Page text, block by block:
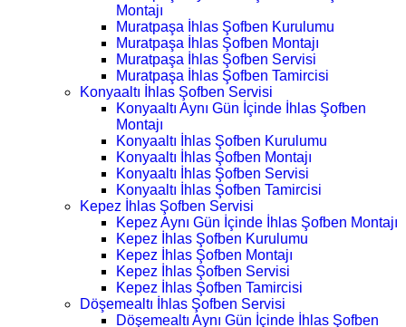
Montajı
Muratpaşa İhlas Şofben Kurulumu
Muratpaşa İhlas Şofben Montajı
Muratpaşa İhlas Şofben Servisi
Muratpaşa İhlas Şofben Tamircisi
Konyaaltı İhlas Şofben Servisi
Konyaaltı Aynı Gün İçinde İhlas Şofben
Montajı
Konyaaltı İhlas Şofben Kurulumu
Konyaaltı İhlas Şofben Montajı
Konyaaltı İhlas Şofben Servisi
Konyaaltı İhlas Şofben Tamircisi
Kepez İhlas Şofben Servisi
Kepez Aynı Gün İçinde İhlas Şofben Montajı
Kepez İhlas Şofben Kurulumu
Kepez İhlas Şofben Montajı
Kepez İhlas Şofben Servisi
Kepez İhlas Şofben Tamircisi
Döşemealtı İhlas Şofben Servisi
Döşemealtı Aynı Gün İçinde İhlas Şofben